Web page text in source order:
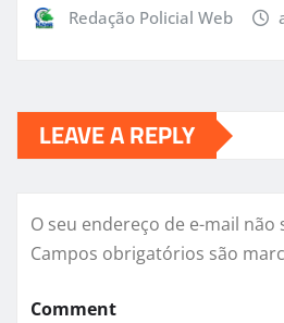
Redação Policial Web
LEAVE A REPLY
O seu endereço de e-mail não
Campos obrigatórios são
Comment